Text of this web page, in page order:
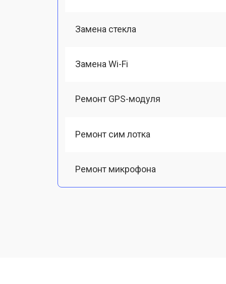
Замена стекла
Замена Wi-Fi
Ремонт GPS-модуля
Ремонт сим лотка
Ремонт микрофона